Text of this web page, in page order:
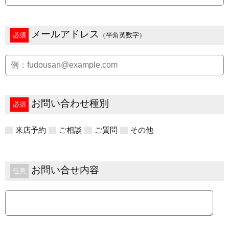
必須 メールアドレス （半角英数字）
必須 お問い合わせ種別
来店予約 ご相談 ご質問 その他
任意 お問い合せ内容